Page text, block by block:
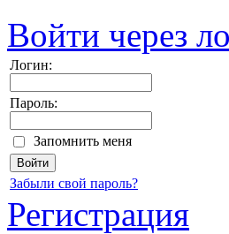
Войти через
Логин:
Пароль:
Запомнить меня
Забыли свой пароль?
Регистрация